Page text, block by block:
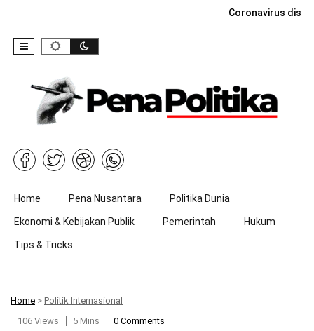
Coronavirus
Skip to content
Home Pena Nusantara Politika Dunia
Ekonomi & Kebijakan Publik Pemerintah Hukum
Tips & Tricks
Home > Politik Internasional
106 Views
5 Mins 0 Comments